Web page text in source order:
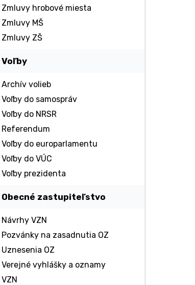
Zmluvy hrobové miesta
Zmluvy MŠ
Zmluvy ZŠ
Voľby
Archív volieb
Voľby do samospráv
Voľby do NRSR
Referendum
Voľby do europarlamentu
Voľby do VÚC
Voľby prezidenta
Obecné zastupiteľstvo
Návrhy VZN
Pozvánky na zasadnutia OZ
Uznesenia OZ
Verejné vyhlášky a oznamy
VZN